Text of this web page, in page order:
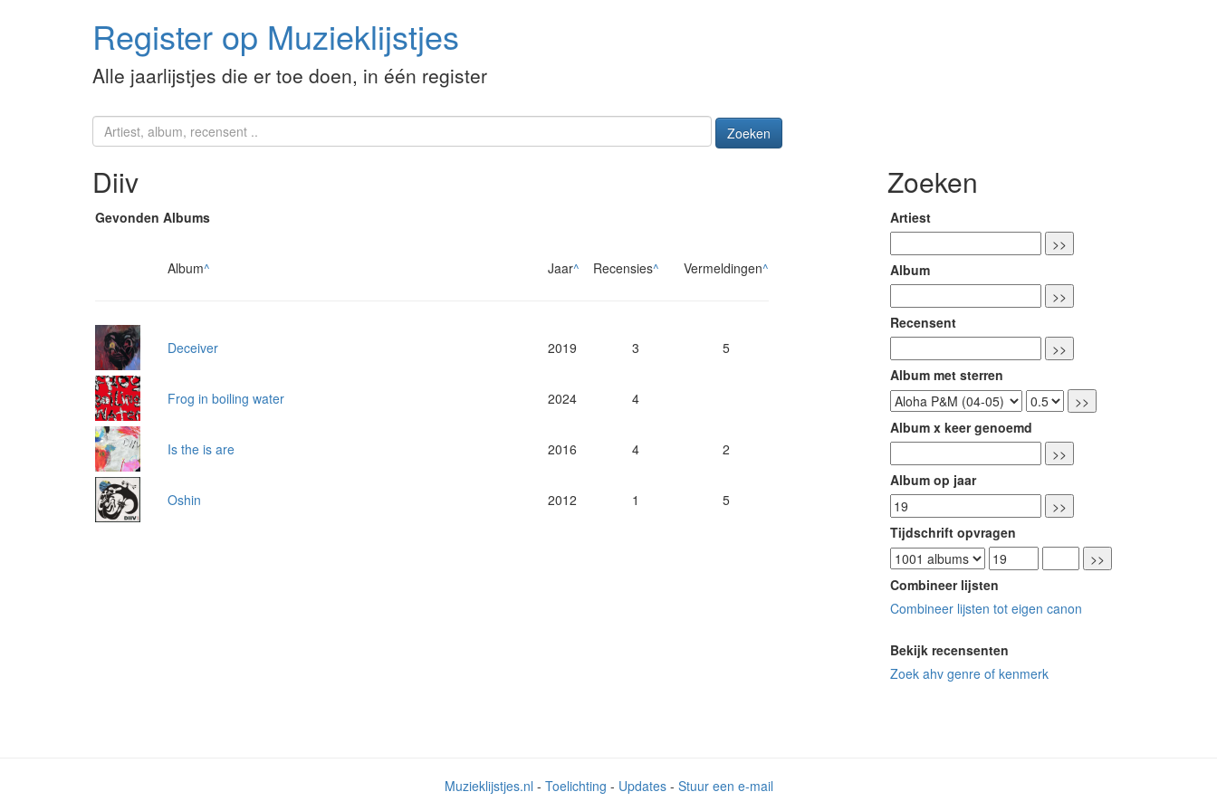
Register op Muzieklijstjes
Alle jaarlijstjes die er toe doen, in één register
Zoeken
Diiv
Gevonden Albums
Album^ Jaar^ Recensies^ Vermeldingen^
Deceiver 2019 3 5
Frog in boiling water 2024 4
Is the is are 2016 4 2
Oshin 2012 1 5
Zoeken
Artiest
Album
Recensent
Album met sterren
Album x keer genoemd
Album op jaar
Tijdschrift opvragen
Combineer lijsten
Combineer lijsten tot eigen canon
Bekijk recensenten
Zoek ahv genre of kenmerk
Muzieklijstjes.nl - Toelichting - Updates- Stuur een e-mail